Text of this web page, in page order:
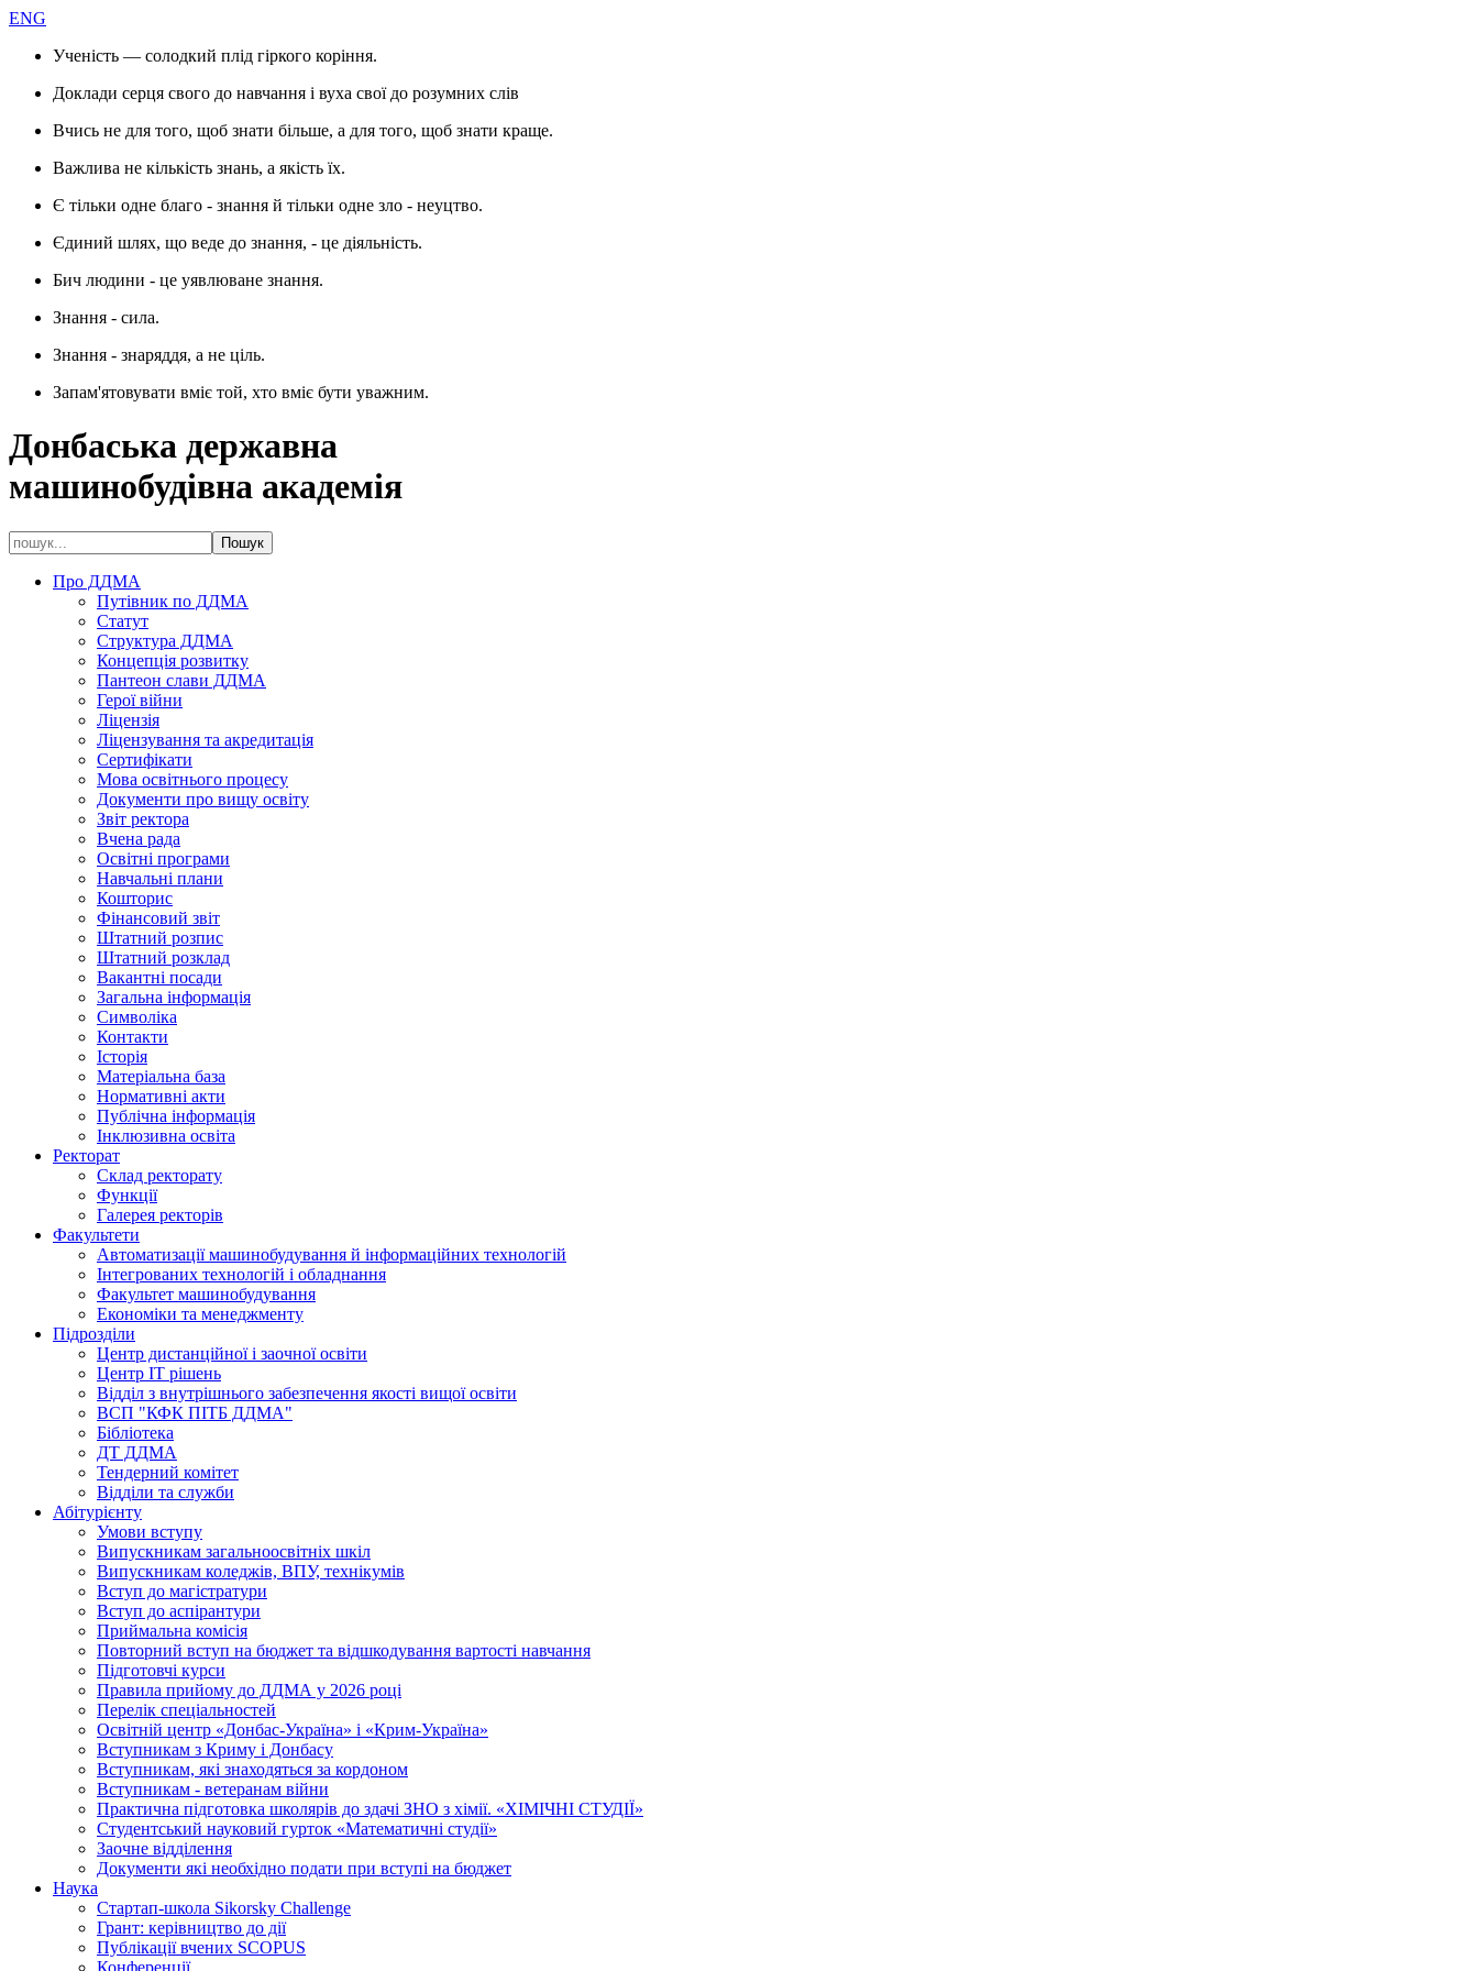
ENG
Ученість — солодкий плід гіркого коріння.
Доклади серця свого до навчання і вуха свої до розумних слів
Вчись не для того, щоб знати більше, а для того, щоб знати краще.
Важлива не кількість знань, а якість їх.
Є тільки одне благо - знання й тільки одне зло - неуцтво.
Єдиний шлях, що веде до знання, - це діяльність.
Бич людини - це уявлюване знання.
Знання - сила.
Знання - знаряддя, а не ціль.
Запам'ятовувати вміє той, хто вміє бути уважним.
Донбаська державна
машинобудівна академія
Про ДДМА
Путівник по ДДМА
Статут
Структура ДДМА
Концепція розвитку
Пантеон слави ДДМА
Герої війни
Ліцензія
Ліцензування та акредитація
Сертифікати
Мова освітнього процесу
Документи про вищу освіту
Звіт ректора
Вчена рада
Освітні програми
Навчальні плани
Кошторис
Фінансовий звіт
Штатний розпис
Штатний розклад
Вакантні посади
Загальна інформація
Символіка
Контакти
Історія
Матеріальна база
Нормативні акти
Публічна інформація
Інклюзивна освіта
Ректорат
Склад ректорату
Функції
Галерея ректорів
Факультети
Автоматизації машинобудування й інформаційних технологій
Інтегрованих технологій і обладнання
Факультет машинобудування
Економіки та менеджменту
Підрозділи
Центр дистанційної і заочної освіти
Центр ІТ рішень
Відділ з внутрішнього забезпечення якості вищої освіти
ВСП "КФК ПІТБ ДДМА"
Бібліотека
ДТ ДДМА
Тендерний комітет
Відділи та служби
Абітурієнту
Умови вступу
Випускникам загальноосвітніх шкіл
Випускникам коледжів, ВПУ, технікумів
Вступ до магістратури
Вступ до аспірантури
Приймальна комісія
Повторний вступ на бюджет та відшкодування вартості навчання
Підготовчі курси
Правила прийому до ДДМА у 2026 році
Перелік спеціальностей
Освітній центр «Донбас-Україна» і «Крим-Україна»
Вступникам з Криму і Донбасу
Вступникам, які знаходяться за кордоном
Вступникам - ветеранам війни
Практична підготовка школярів до здачі ЗНО з хімії. «ХІМІЧНІ СТУДІЇ»
Студентський науковий гурток «Математичні студії»
Заочне відділення
Документи які необхідно подати при вступі на бюджет
Наука
Стартап-школа Sikorsky Challenge
Грант: керівництво до дії
Публікації вчених SCOPUS
Конференції